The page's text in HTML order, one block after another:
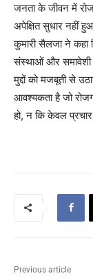
जनता के जीवन में
अपेक्षित सुधार नहीं
कुमारी सैलजा ने कहा
संस्थाओं और समावेशी
मुद्दों को मजबूती से
आवश्यकता है जो
हो, न कि केवल
Previous article